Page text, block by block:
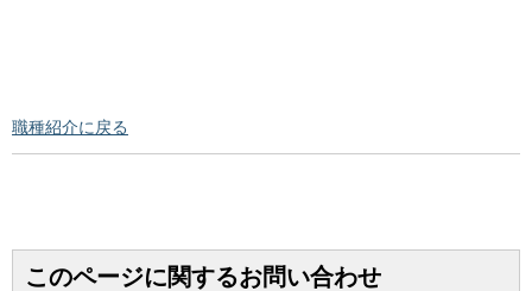
職種紹介に戻る
このページに関するお問い合わせ